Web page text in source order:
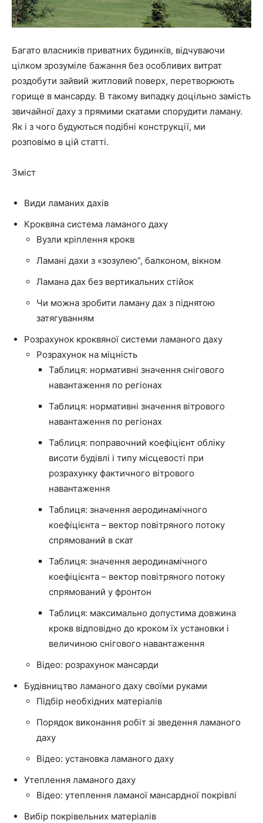
Багато власників приватних будинків, відчуваючи
цілком зрозуміле бажання без особливих витрат
роздобути зайвий житловий поверх, перетворюють
горище в мансарду. В такому випадку доцільно замість
звичайної даху з прямими скатами спорудити ламану.
Як і з чого будуються подібні конструкції, ми
розповімо в цій статті.
Зміст
Види ламаних дахів
Кроквяна система ламаного даху
Вузли кріплення крокв
Ламані дахи з «зозулею”, балконом, вікном
Ламана дах без вертикальних стійок
Чи можна зробити ламану дах з піднятою
затягуванням
Розрахунок кроквяної системи ламаного даху
Розрахунок на міцність
Таблиця: нормативні значення снігового
навантаження по регіонах
Таблиця: нормативні значення вітрового
навантаження по регіонах
Таблиця: поправочний коефіцієнт обліку
висоти будівлі і типу місцевості при
розрахунку фактичного вітрового
навантаження
Таблиця: значення аеродинамічного
коефіцієнта – вектор повітряного потоку
спрямований в скат
Таблиця: значення аеродинамічного
коефіцієнта – вектор повітряного потоку
спрямований у фронтон
Таблиця: максимально допустима довжина
крокв відповідно до кроком їх установки і
величиною снігового навантаження
Відео: розрахунок мансарди
Будівництво ламаного даху своїми руками
Підбір необхідних матеріалів
Порядок виконання робіт зі зведення ламаного
даху
Відео: установка ламаного даху
Утеплення ламаного даху
Відео: утеплення ламаної мансардної покрівлі
Вибір покрівельних матеріалів